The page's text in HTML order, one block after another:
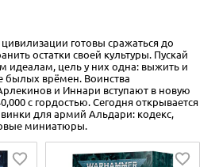
готовы сражаться до
остатки своей культуры. Пускай
идеалам, цель у них одна: выжить и
былых врёмен. Воинства
и Иннари вступают в новую
с гордостью. Сегодня открывается
для армий Альдари: кодекс,
миниатюры.